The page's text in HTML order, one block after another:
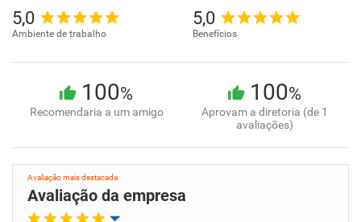
5,0
Ambiente de trabalho
5,0
Benefícios
100%
Recomendaria a um amigo
100%
Aprovam a diretoria (de 1
avaliações)
Avaliação mais destacada
Avaliação da empresa